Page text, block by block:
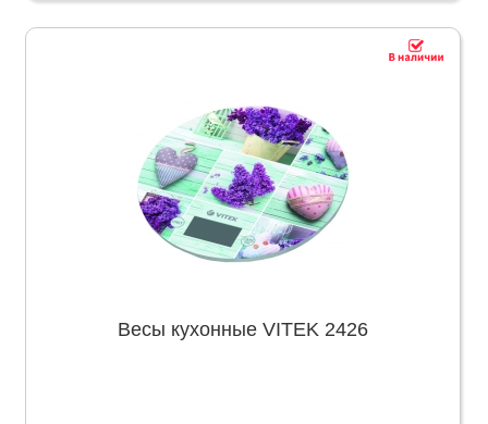
Весы кухонные VITEK 2426